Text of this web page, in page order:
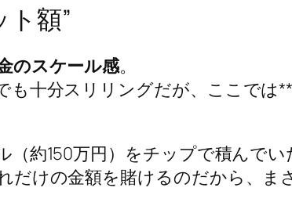
額”
のスケール感。
十分スリリングだが、ここでは
約150万円）をチップで積んでい
だけの金額を賭けるのだから、